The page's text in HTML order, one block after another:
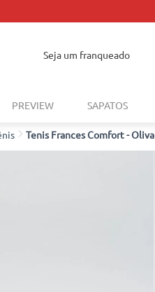
seja um franqueado
PREVIEW SAPATOS
Tenis Frances Comfort - Oliva